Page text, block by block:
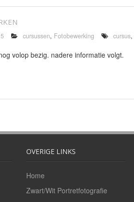
cursussen, Fotobewerking cursus,
volop bezig. nadere informatie volgt.
OVERIGE LINKS
Home
Zwart/Wit Portretfotografie